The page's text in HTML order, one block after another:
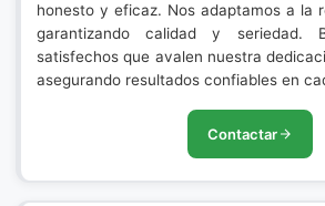
honesto y eficaz. Nos adaptamos a la
garantizando calidad y seriedad.
satisfechos que avalen nuestra
asegurando resultados confiables en
Contactar